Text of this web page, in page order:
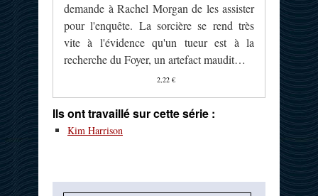
demande à Rachel Morgan de les assister
pour l'enquête. La sorcière se rend très
vite à l'évidence qu'un tueur est à la
recherche du Foyer, un artefact maudit…
2,22 €
Ils ont travaillé sur cette série :
Kim Harrison